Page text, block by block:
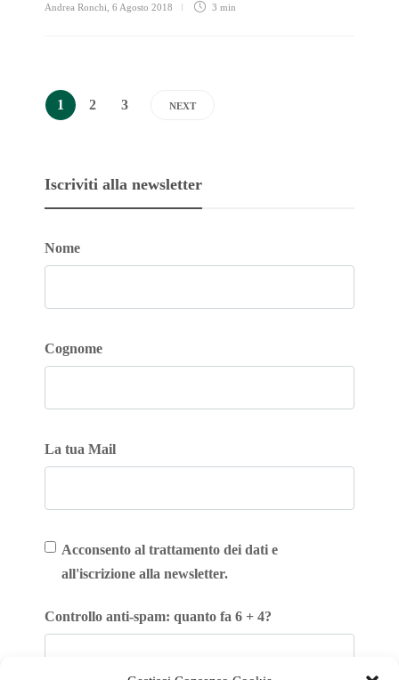
Andrea Ronchi 6 Agosto 2018 3 min
1 2 3 NEXT
Iscriviti alla newsletter
Nome
Cognome
La tua Mail
Acconsento al trattamento dei dati e
all'iscrizione alla newsletter.
Controllo anti-spam: quanto fa 6 + 4?